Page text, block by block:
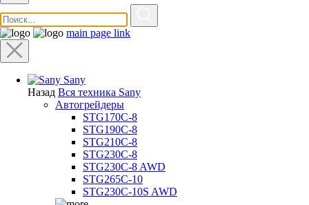
main page link
Sany
Назад Вся техника Sany
Автогрейдеры
STG170C-8
STG190C-8
STG210C-8
STG230C-8
STG230C-8 AWD
STG265C-10
STG230C-10S AWD